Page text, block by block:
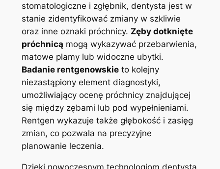
stomatologiczne i zgłębnik, dentysta jest w
stanie zidentyfikować zmiany w szkliwie
oraz inne oznaki próchnicy. Zęby dotknięte
próchnicą mogą wykazywać przebarwienia,
matowe plamy lub widoczne ubytki.
Badanie rentgenowskieto kolejny
niezastąpiony element diagnostyki,
umożliwiający ocenę próchnicy znajdującej
się między zębami lub pod wypełnieniami.
Rentgen wykazuje także głębokość i zasięg
zmian, co pozwala na precyzyjne
planowanie leczenia.
Dzięki nowoczesnym technologiom dentysta